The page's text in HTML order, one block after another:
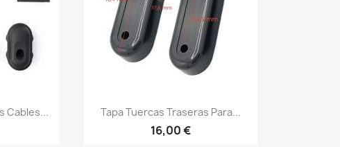
Cables... Vista rápida
Tapa Tuercas Traseras Para...
16,00 €